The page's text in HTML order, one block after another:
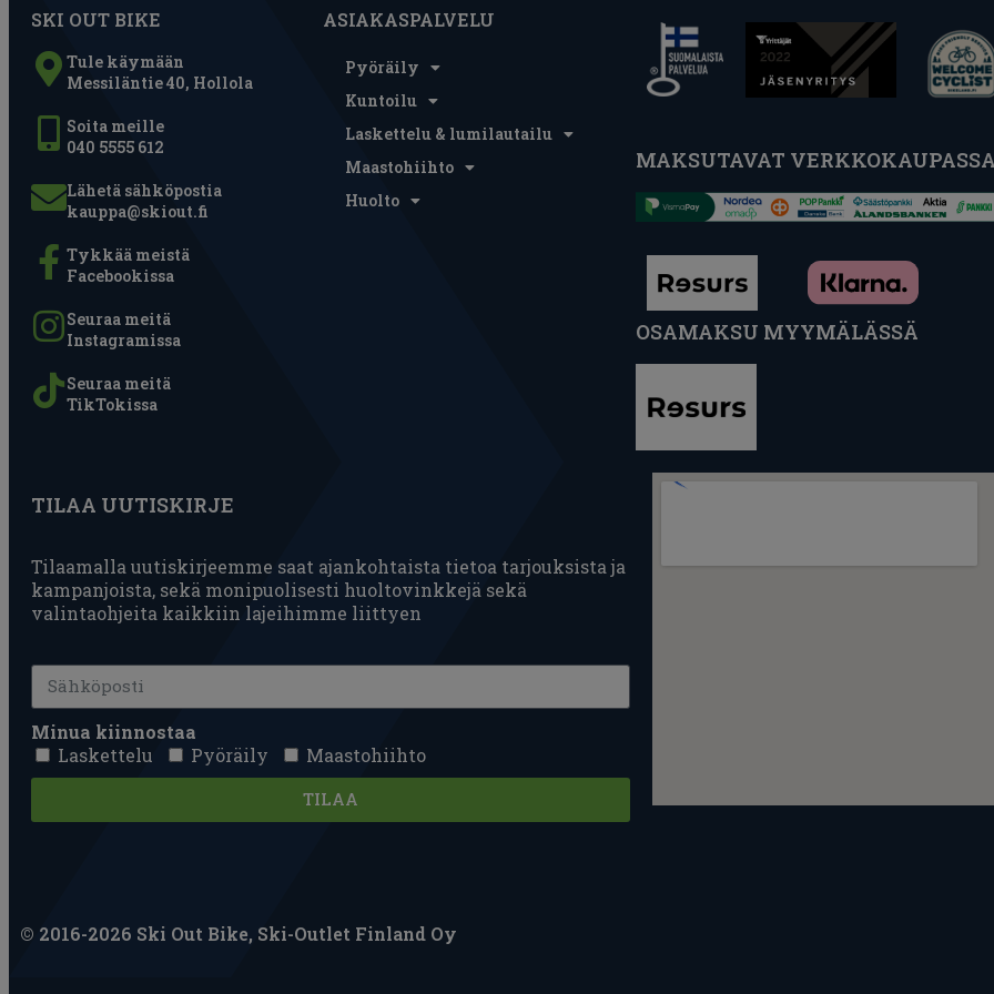
SKI OUT BIKE
Tule käymään
Messiläntie 40, Hollola
Soita meille
040 5555 612
Lähetä sähköpostia
kauppa@skiout.fi
Tykkää meistä
Facebookissa
Seuraa meitä
Instagramissa
Seuraa meitä
TikTokissa
ASIAKASPALVELU
Pyöräily
Kuntoilu
Laskettelu & lumilautailu
Maastohiihto
Huolto
MAKSUTAVAT
OSAMAKSU MYYMÄLÄSSÄ
TILAA UUTISKIRJE
Tilaamalla uutiskirjeemme saat ajankohtaista tietoa tarjouksista ja
kampanjoista, sekä monipuolisesti huoltovinkkejä sekä
valintaohjeita kaikkiin lajeihimme liittyen
Minua kiinnostaa
Laskettelu
Pyöräily Maastohiihto
TILAA
© 2016-2026 Ski Out Bike, Ski-Outlet Finland Oy